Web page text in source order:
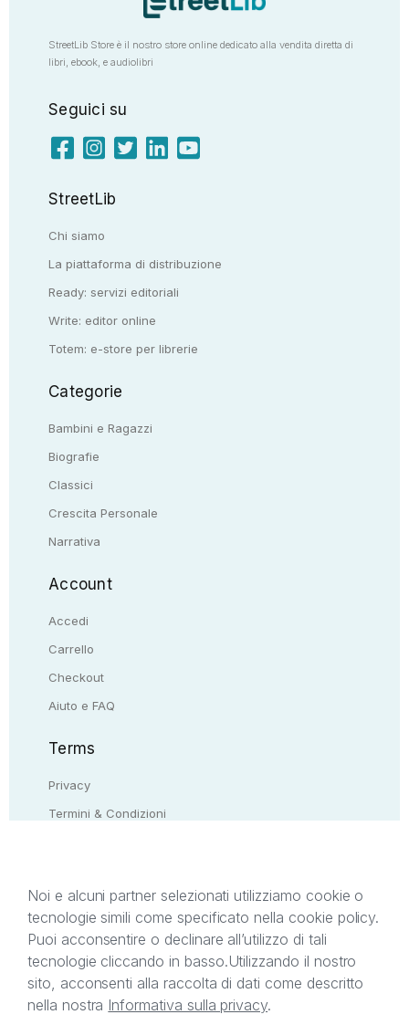
StreetLib Store è il nostro store online dedicato alla vendita diretta di
libri, ebook, e audiolibri
Seguici su
StreetLib
Chi siamo
La piattaforma di distribuzione
Ready: servizi editoriali
Write: editor online
Totem: e-store per librerie
Categorie
Bambini e Ragazzi
Biografie
Classici
Crescita Personale
Narrativa
Account
Accedi
Carrello
Checkout
Aiuto e FAQ
Terms
Privacy
Termini & Condizioni
Il presente sito web è di proprietà di StreetLib S.r.l.
C.F. e P.IVA 05338720963. StreetLib S.r.l. è
titolare di tutti i diritti di proprietà intellettuale
afferenti ai marchi, loghi e segni distintivi presenti
sul sito web. Si invita l’utente a prendere visione
Noi e alcuni partner selezionati utilizziamo cookie o
tecnologie simili come specificato nella cookie policy.
Puoi acconsentire o declinare all’utilizzo di tali
tecnologie cliccando in basso.Utilizzando il nostro
sito, acconsenti alla raccolta di dati come descritto
nella nostra Informativa sulla privacy.